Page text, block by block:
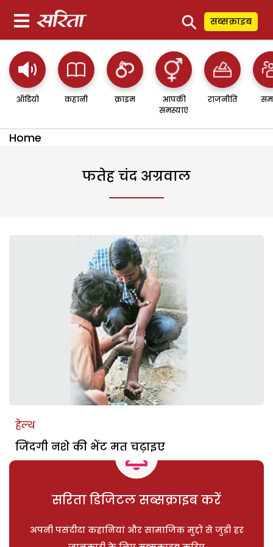
⚲ सब्सक्राइब
ऑडियो कहानी क्राइम
आपकी
समस्याएं
राजनीति
Home
फतेह चंद अग्रवाल
हेल्थ
जिंदगी नशे की भेंट मत चढ़ाइए
सरिता डिजिटल सब्सक्राइब करें
अपनी पसंदीदा कहानियां और सामाजिक मुद्दों से जुड़ी हर